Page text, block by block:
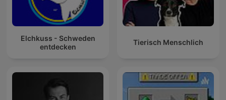
Elchkuss - Schweden
entdecken
Tierisch Menschlich